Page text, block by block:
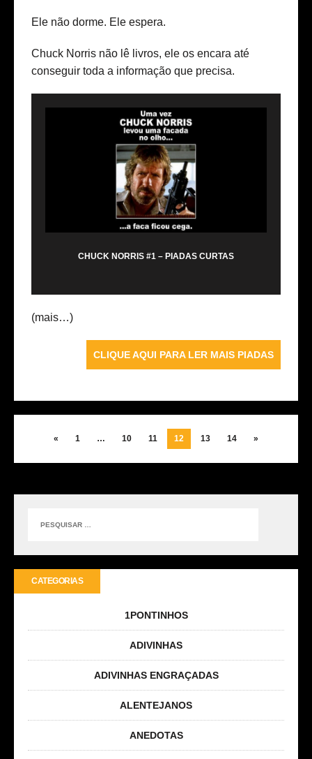
Ele não dorme. Ele espera.
Chuck Norris não lê livros, ele os encara até
conseguir toda a informação que precisa.
CHUCK NORRIS #1 – PIADAS CURTAS
(mais…)
CLIQUE AQUI PARA LER MAIS PIADAS
« 1 … 10 11 12 13 14 »
CATEGORIAS
1PONTINHOS
ADIVINHAS
ADIVINHAS ENGRAÇADAS
ALENTEJANOS
ANEDOTAS